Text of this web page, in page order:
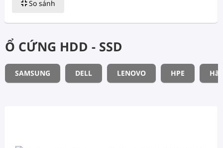
So sánh
Ổ CỨNG HDD - SSD
SAMSUNG DELL LENOVO HPE